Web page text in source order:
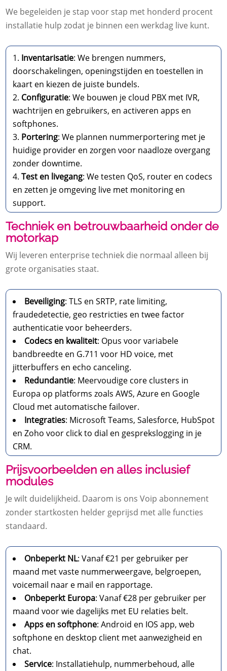
We begeleiden je stap voor stap met honderd procent
installatie hulp zodat je binnen een werkdag live kunt.​
Inventarisatie: We brengen nummers,
doorschakelingen, openingstijden en toestellen in
kaart en kiezen de juiste bundels.​
Configuratie: We bouwen je cloud PBX met IVR,
wachtrijen en gebruikers, en activeren apps en
softphones.​
Portering: We plannen nummerportering met je
huidige provider en zorgen voor naadloze overgang
zonder downtime.​
Test en livegang: We testen QoS, router en codecs
en zetten je omgeving live met monitoring en
support.​
Techniek en betrouwbaarheid onder de
motorkap
Wij leveren enterprise techniek die normaal alleen bij
grote organisaties staat.​
Beveiliging: TLS en SRTP, rate limiting,
fraudedetectie, geo restricties en twee factor
authenticatie voor beheerders.​
Codecs en kwaliteit: Opus voor variabele
bandbreedte en G.​711 voor HD voice, met
jitterbuffers en echo canceling.​
Redundantie: Meervoudige core clusters in
Europa op platforms zoals AWS, Azure en Google
Cloud met automatische failover.​
Integraties: Microsoft Teams, Salesforce, HubSpot
en Zoho voor click to dial en gesprekslogging in je
CRM.​
Prijsvoorbeelden en alles inclusief
modules
Je wilt duidelijkheid.​ Daarom is ons Voip abonnement
zonder startkosten helder geprijsd met alle functies
standaard.​
Onbeperkt NL: Vanaf €21 per gebruiker per
maand met vaste nummerweergave, belgroepen,
voicemail naar e mail en rapportage.​
Onbeperkt Europa: Vanaf €28 per gebruiker per
maand voor wie dagelijks met EU relaties belt.​
Apps en softphone: Android en IOS app, web
softphone en desktop client met aanwezigheid en
chat.​
Service: Installatiehulp, nummerbehoud, alle